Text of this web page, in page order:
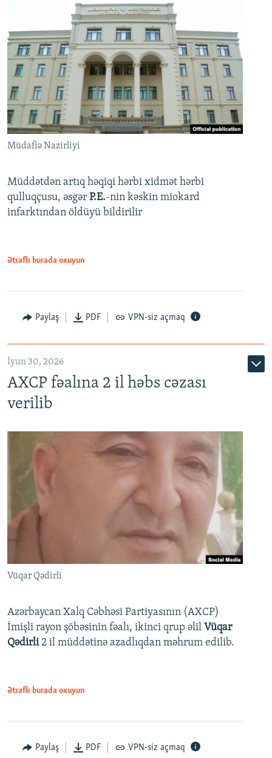
Müdafiə Nazirliyi
Müddətdən artıq həqiqi hərbi xidmət hərbi
qulluqçusu, əsgər P.E.-nin kəskin miokard
infarktından öldüyü bildirilir
Ətraflı burada oxuyun
Paylaş PDF VPN-siz açmaq
İyun 30, 2026
AXCP fəalına 2 il həbs cəzası
verilib
Vüqar Qədirli
Azərbaycan Xalq Cəbhəsi Partiyasının (AXCP)
İmişli rayon şöbəsinin fəalı, ikinci qrup əlil Vüqar
Qədirli2 il müddətinə azadlıqdan məhrum edilib.
Ətraflı burada oxuyun
Paylaş PDF VPN-siz açmaq